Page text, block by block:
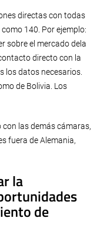
directas con todas
140. Por ejemplo:
sobre el mercado dela
directo con la
los datos necesarios.
de Bolivia. Los
las demás cámaras,
fuera de Alemania,
la
de